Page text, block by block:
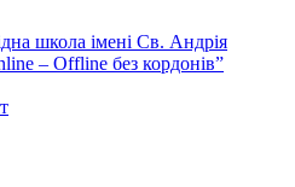
школа імені Св. Андрія
– Offline без кордонів”